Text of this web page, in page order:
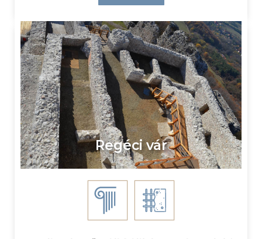
Regéci vár